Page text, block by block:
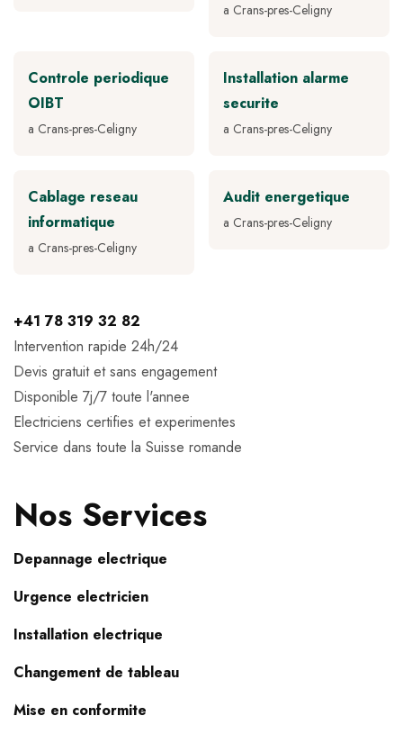
a Crans-pres-Celigny
Controle periodique
OIBT
a Crans-pres-Celigny
Installation alarme
securite
a Crans-pres-Celigny
Cablage reseau
informatique
a Crans-pres-Celigny
Audit energetique
a Crans-pres-Celigny
+41 78 319 32 82
Intervention rapide 24h/24
Devis gratuit et sans engagement
Disponible 7j/7 toute l'annee
Electriciens certifies et experimentes
Service dans toute la Suisse romande
Nos Services
Depannage electrique
Urgence electricien
Installation electrique
Changement de tableau
Mise en conformite